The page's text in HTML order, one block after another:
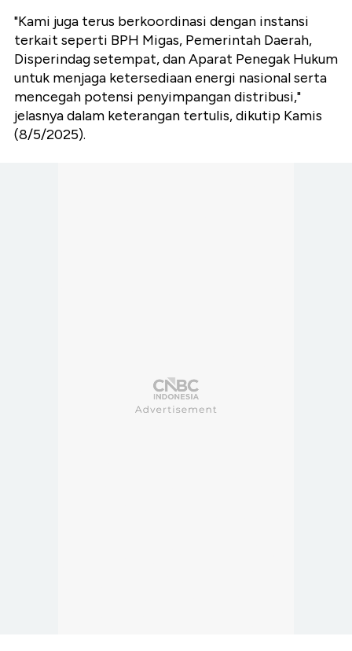
"Kami juga terus berkoordinasi dengan instansi
terkait seperti BPH Migas, Pemerintah Daerah,
Disperindag setempat, dan Aparat Penegak Hukum
untuk menjaga ketersediaan energi nasional serta
mencegah potensi penyimpangan distribusi,"
jelasnya dalam keterangan tertulis, dikutip Kamis
(8/5/2025).